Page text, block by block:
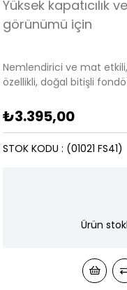
Yüksek kapatıcılık
görünümü için
Nemlendirici ve mat
özellikli, doğal bitişli
₺3.395,00
(01021 FS41)
STOK KODU
Ürün